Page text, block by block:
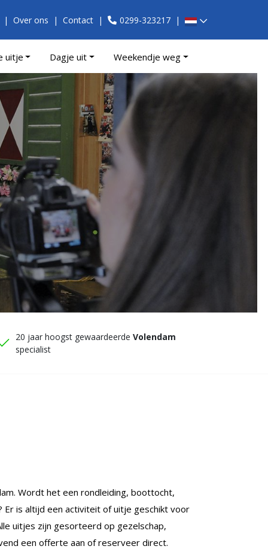
Over ons Contact 0299-323217
uitje Dagje uit Weekendje weg
20 jaar hoogst gewaardeerdeVolendam
specialist
Wordt het een rondleiding, boottocht,
is altijd een activiteit of uitje geschikt voor
uitjes zijn gesorteerd op gezelschap,
een offerte aan of reserveer direct.